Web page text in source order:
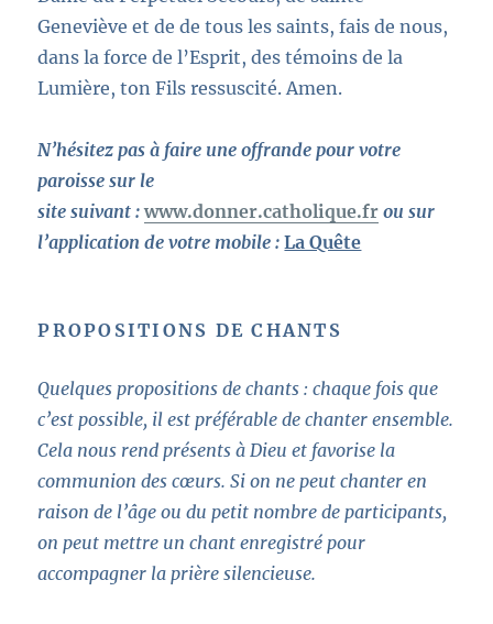
Geneviève et de de tous les saints, fais de nous,
dans la force de l’Esprit, des témoins de la
Lumière, ton Fils ressuscité. Amen.
N’hésitez pas à faire une offrande pour votre
paroisse sur le
site suivant :www.donner.catholique.fr ou sur
l’application de votre mobile :La Quête
PROPOSITIONS DE CHANTS
Quelques propositions de chants : chaque fois que
c’est possible, il est préférable de chanter ensemble.
Cela nous rend présents à Dieu et favorise la
communion des cœurs. Si on ne peut chanter en
raison de l’âge ou du petit nombre de participants,
on peut mettre un chant enregistré pour
accompagner la prière silencieuse.